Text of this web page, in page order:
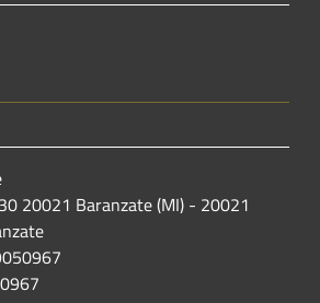
20021 Baranzate (MI) - 20021